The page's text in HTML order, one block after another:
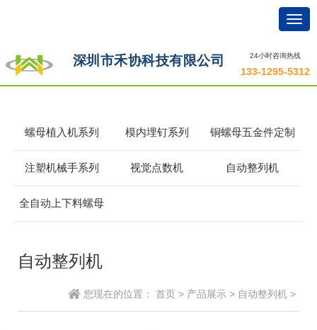
深圳市禾协科技有限公司 24小时咨询热线
133-1295-5312
螺母植入机系列 模内埋钉系列 铜螺母五金件定制
注塑机械手系列 视觉点数机 自动整列机
全自动上下料螺母
自动整列机
您现在的位置： 首页 > 产品展示 > 自动整列机 >